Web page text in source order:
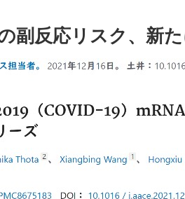
副反応リスク、新